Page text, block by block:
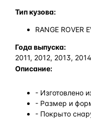
Тип кузова:
RANGE ROVER
Года выпуска:
2011, 2012, 2013,
Описание:
- Изготовлено
- Размер и
- Покрыто